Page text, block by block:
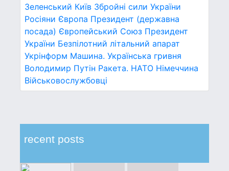
Зеленський Київ Збройні сили України
Росіяни Європа Президент (державна
посада) Європейський Союз Президент
України Безпілотний літальний апарат
Укрінформ Машина. Українська гривня
Володимир Путін Ракета. НАТО Німеччина
Військовослужбовці
recent posts